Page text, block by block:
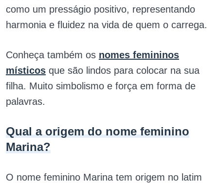
como um presságio positivo, representando
harmonia e fluidez na vida de quem o carrega.
Conheça também os nomes femininos
místicos que são lindos para colocar na sua
filha. Muito simbolismo e força em forma de
palavras.
Qual a origem do nome feminino
Marina?
O nome feminino Marina tem origem no latim